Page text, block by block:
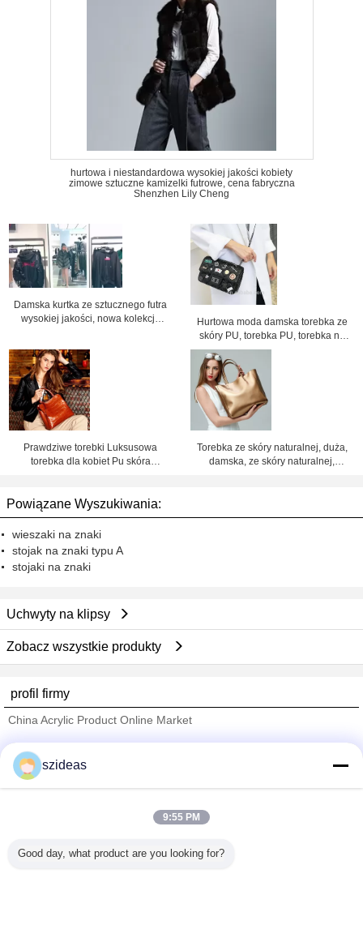
hurtowa i niestandardowa wysokiej jakości kobiety
zimowe sztuczne kamizelki futrowe, cena fabryczna
Shenzhen Lily Cheng
Damska kurtka ze sztucznego futra
wysokiej jakości, nowa kolekcja
Hurtowa moda damska torebka ze
skóry PU, torebka PU, torebka na
łańcuszku, torebka na ramię, cena
fabryczna Shenzhen Lily Cheng
Prawdziwe torebki Luksusowa
torebka dla kobiet Pu skóra
Torebka ze skóry naturalnej, duża,
damska, ze skóry naturalnej,
Powiązane Wyszukiwania:
wieszaki na znaki
stojak na znaki typu A
stojaki na znaki
Uchwyty na klipsy
Zobacz wszystkie produkty
profil firmy
China Acrylic Product Online Market
Trust Seal
Wszystkie produkty
szideas
9:55 PM
Good day, what product are you looking for?